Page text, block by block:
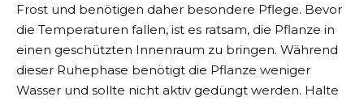
Frost und benötigen daher besondere Pflege. Bevor
die Temperaturen fallen, ist es ratsam, die Pflanze in
einen geschützten Innenraum zu bringen. Während
dieser Ruhephase benötigt die Pflanze weniger
Wasser und sollte nicht aktiv gedüngt werden. Halte